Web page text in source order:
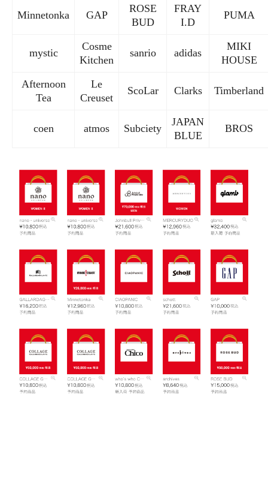
Minnetonka GAP
ROSE
BUD
FRAY
I.D
PUMA
mystic
Cosme
Kitchen
sanrio adidas
MIKI
HOUSE
Afternoon
Tea
Le
Creuset
ScoLar Clarks Timberland
coen atmos Subciety
JAPAN
BLUE
BROS